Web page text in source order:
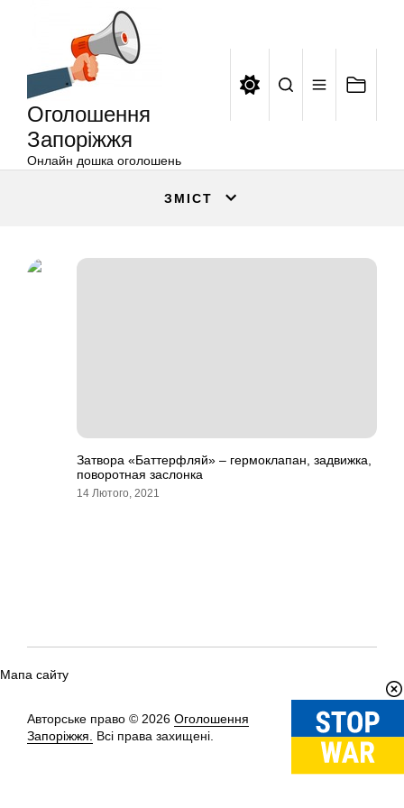
Оголошення
Запоріжжя
Онлайн дошка оголошень
ЗМІСТ
Затвора «Баттерфляй» – гермоклапан, задвижка,
поворотная заслонка
14 Лютого, 2021
Мапа сайту
Авторське право © 2026 Оголошення
Запоріжжя.
Всі права захищені.
Вгору↑